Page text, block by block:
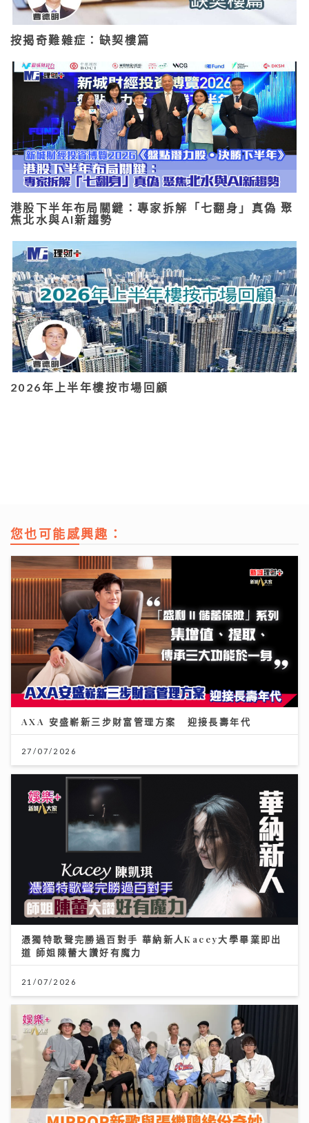
按揭奇難雜症：缺契樓篇
港股下半年布局關鍵：專家拆解「七翻身」真偽 聚
焦北水與AI新趨勢
2026年上半年樓按市場回顧
您也可能感興趣：
AXA 安盛嶄新三步財富管理方案 迎接長壽年代
27/07/2026
憑獨特歌聲完勝過百對手 華納新人Kacey大學畢業即出
道 師姐陳蕾大讚好有魔力
21/07/2026